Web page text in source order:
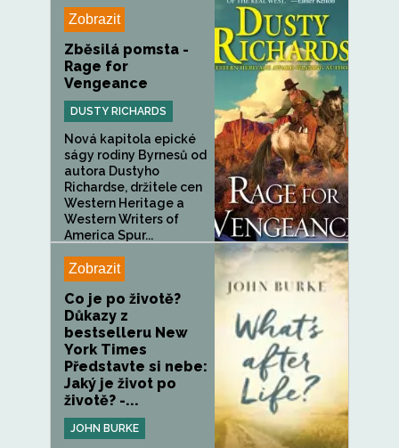
Zobrazit
Zběsilá pomsta -
Rage for
Vengeance
DUSTY RICHARDS
Nová kapitola epické
ságy rodiny Byrnesů od
autora Dustyho
Richardse, držitele cen
Western Heritage a
Western Writers of
America Spur...
Zobrazit
Co je po životě?
Důkazy z
bestselleru New
York Times
Představte si nebe:
Jaký je život po
životě? -...
JOHN BURKE